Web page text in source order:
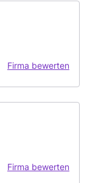
Firma bewerten
Firma bewerten